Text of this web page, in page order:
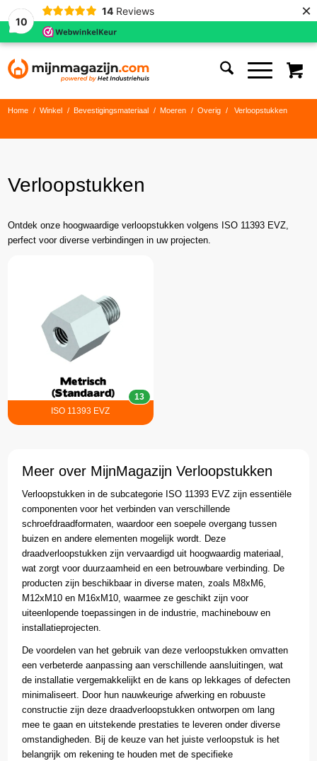
10
14 Reviews ×
Home / Winkel / Bevestigingsmateriaal / Moeren / Overig / Verloopstukken
Verloopstukken
Ontdek onze hoogwaardige verloopstukken volgens ISO 11393 EVZ,
perfect voor diverse verbindingen in uw projecten.
Meer over MijnMagazijn Verloopstukken
Verloopstukken in de subcategorie ISO 11393 EVZ zijn essentiële
componenten voor het verbinden van verschillende
schroefdraadformaten, waardoor een soepele overgang tussen
buizen en andere elementen mogelijk wordt. Deze
draadverloopstukken zijn vervaardigd uit hoogwaardig materiaal,
wat zorgt voor duurzaamheid en een betrouwbare verbinding. De
producten zijn beschikbaar in diverse maten, zoals M8xM6,
M12xM10 en M16xM10, waarmee ze geschikt zijn voor
uiteenlopende toepassingen in de industrie, machinebouw en
installatieprojecten.
De voordelen van het gebruik van deze verloopstukken omvatten
een verbeterde aanpassing aan verschillende aansluitingen, wat
de installatie vergemakkelijkt en de kans op lekkages of defecten
minimaliseert. Door hun nauwkeurige afwerking en robuuste
constructie zijn deze draadverloopstukken ontworpen om lang
mee te gaan en uitstekende prestaties te leveren onder diverse
omstandigheden. Bij de keuze van het juiste verloopstuk is het
belangrijk om rekening te houden met de specifieke
ISO 11393 EVZ
13